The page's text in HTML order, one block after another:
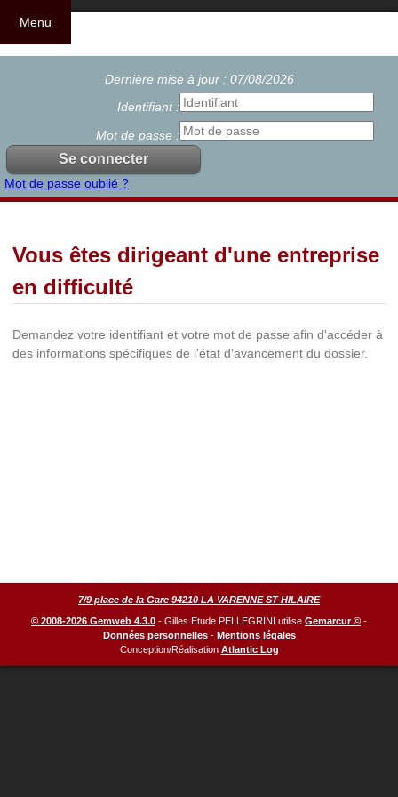
Dernière mise à jour : 07/08/2026
Identifiant :
Mot de passe :
Mot de passe oublié ?
Menu
Vous êtes dirigeant d'une entreprise
en difficulté
Demandez votre identifiant et votre mot de passe afin d'accéder à
des informations spécifiques de l'état d'avancement du dossier.
7/9 place de la Gare 94210 LA VARENNE ST HILAIRE
© 2008-2026 Gemweb 4.3.0 - Gilles Etude PELLEGRINI utilise Gemarcur © -
Données personnelles- Mentions légales
Conception/Réalisation Atlantic Log